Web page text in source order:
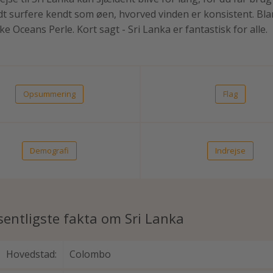
surfere kendt som øen, hvorved vinden er konsistent.
Oceans Perle. Kort sagt - Sri Lanka er fantastisk for alle.
Opsummering Flag
Demografi Indrejse
fakta om Sri Lanka
Hovedstad: Colombo